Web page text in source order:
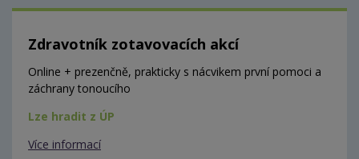
Zdravotník zotavovacích akcí
Online + prezenčně, prakticky s nácvikem první pomoci a
záchrany tonoucího
Lze hradit z ÚP
Více informací